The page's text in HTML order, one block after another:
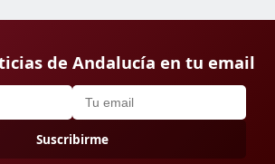
de Andalucía en tu email
Suscribirme